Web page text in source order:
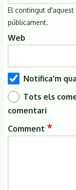
El contingut
públicament.
Web
Notifica'm
Tots els
comentari
Comment